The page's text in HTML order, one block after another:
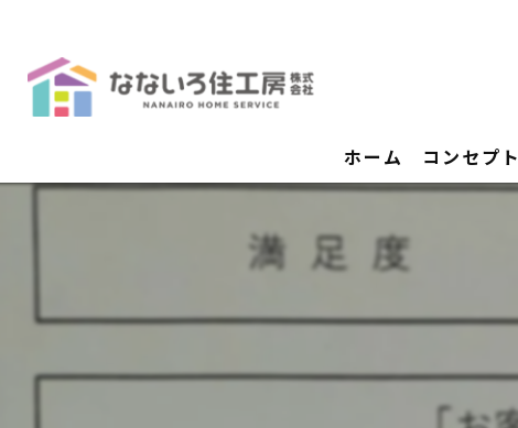
ホーム コンセプト